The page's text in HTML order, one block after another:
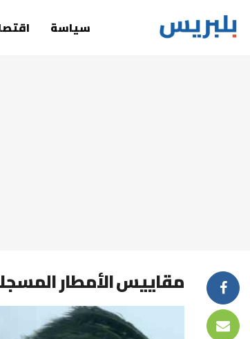
سياسة
مقاييس الأمطار المسجلة